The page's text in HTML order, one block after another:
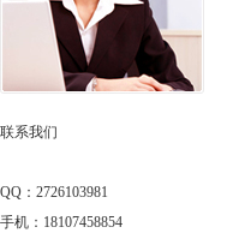
联系我们
QQ：2726103981
手机：18107458854